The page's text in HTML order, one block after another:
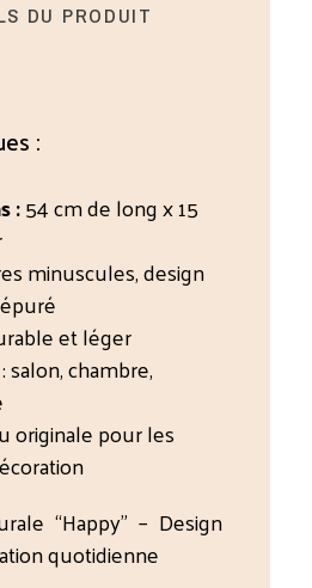
DU PRODUIT
:
:54 cm de long x 15
minuscules, design
et léger
: salon, chambre,
originale pour les
“Happy” – Design
quotidienne